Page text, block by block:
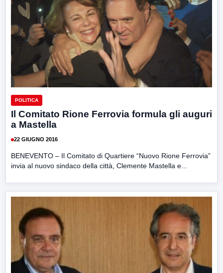
POLITICA
Il Comitato Rione Ferrovia formula gli auguri
a Mastella
22 GIUGNO 2016
BENEVENTO – Il Comitato di Quartiere “Nuovo Rione Ferrovia”
invia al nuovo sindaco della città, Clemente Mastella e...